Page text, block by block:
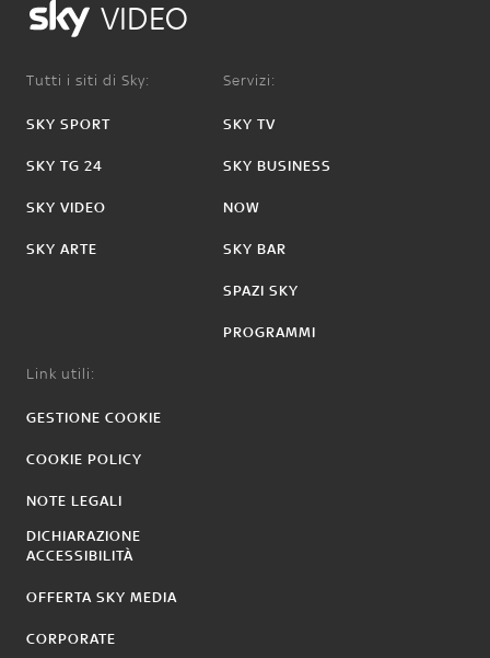
VIDEO
Tutti i siti di Sky:
SKY SPORT
SKY TG 24
SKY VIDEO
SKY ARTE
Servizi:
SKY TV
SKY BUSINESS
NOW
SKY BAR
SPAZI SKY
PROGRAMMI
Link utili:
GESTIONE COOKIE
COOKIE POLICY
NOTE LEGALI
DICHIARAZIONE
ACCESSIBILITÀ
OFFERTA SKY MEDIA
CORPORATE